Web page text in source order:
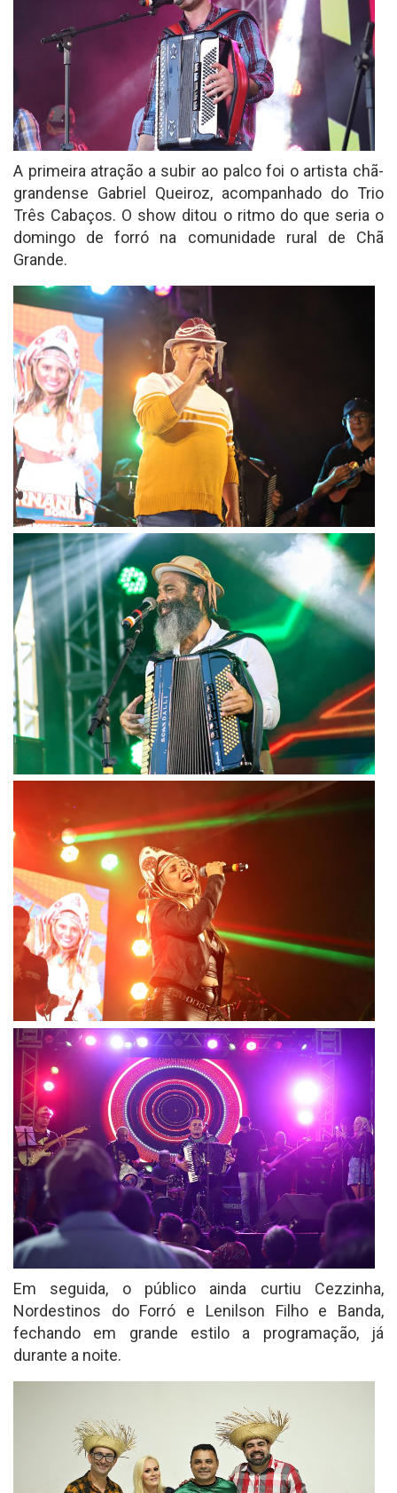
A primeira atração a subir ao palco foi o artista chã-
grandense Gabriel Queiroz, acompanhado do Trio
Três Cabaços. O show ditou o ritmo do que seria o
domingo de forró na comunidade rural de Chã
Grande.
Em seguida, o público ainda curtiu Cezzinha,
Nordestinos do Forró e Lenilson Filho e Banda,
fechando em grande estilo a programação, já
durante a noite.